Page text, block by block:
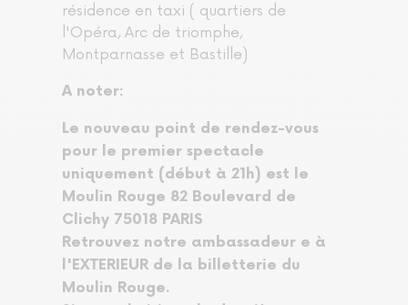
résidence en taxi ( quartiers de
l'Opéra, Arc de triomphe,
Montparnasse et Bastille)
A noter:
Le nouveau point de rendez-vous
pour le premier spectacle
uniquement (début à 21h) est le
Moulin Rouge 82 Boulevard de
Clichy 75018 PARIS
Retrouvez notre ambassadeur e à
l'EXTERIEUR de la billetterie du
Moulin Rouge.